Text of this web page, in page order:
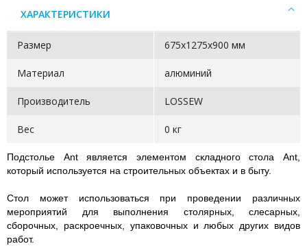
ХАРАКТЕРИСТИКИ
Размер 675х1275х900 мм
Материал алюминий
Производитель LOSSEW
Вес 0 кг
Подстолье Ant является элементом складного стола Ant,
который используется на строительных объектах и в быту.
Стол может использоваться при проведении различных
мероприятий для выполнения столярных, слесарных,
сборочных, раскроечных, упаковочных и любых других видов
работ.